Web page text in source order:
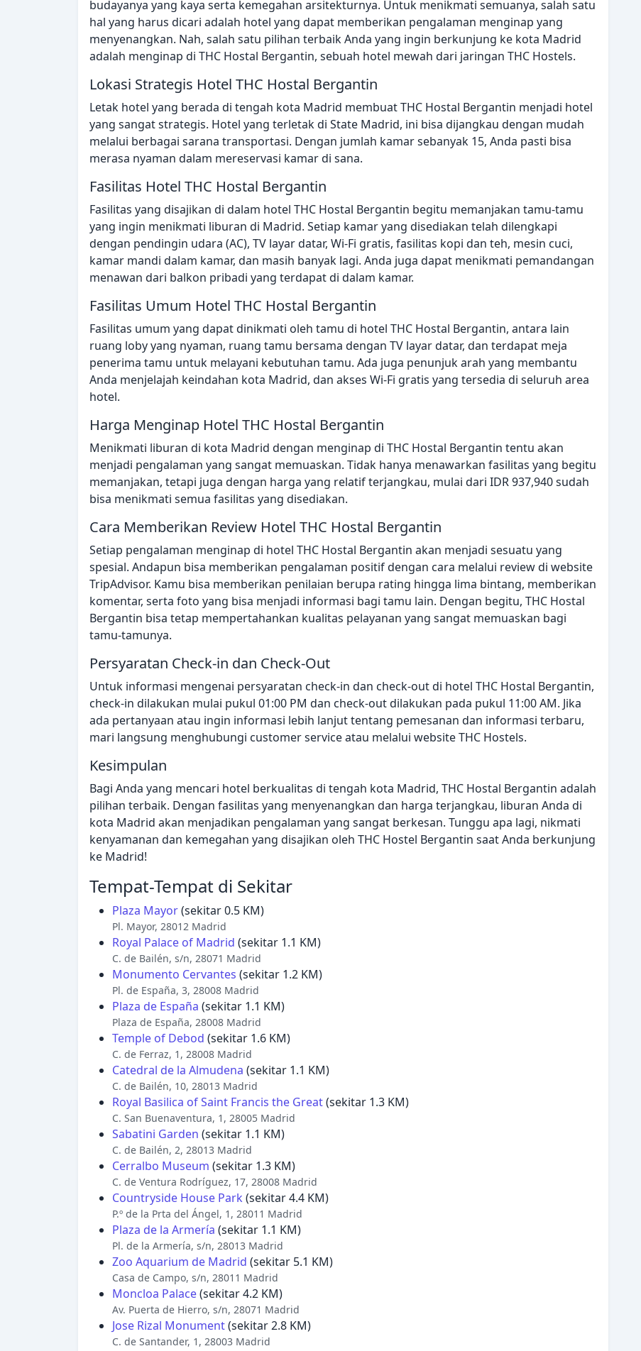
budayanya yang kaya serta kemegahan arsitekturnya. Untuk menikmati semuanya, salah satu
hal yang harus dicari adalah hotel yang dapat memberikan pengalaman menginap yang
menyenangkan. Nah, salah satu pilihan terbaik Anda yang ingin berkunjung ke kota Madrid
adalah menginap di THC Hostal Bergantin, sebuah hotel mewah dari jaringan THC Hostels.
Lokasi Strategis Hotel THC Hostal Bergantin
Letak hotel yang berada di tengah kota Madrid membuat THC Hostal Bergantin menjadi hotel
yang sangat strategis. Hotel yang terletak di State Madrid, ini bisa dijangkau dengan mudah
melalui berbagai sarana transportasi. Dengan jumlah kamar sebanyak 15, Anda pasti bisa
merasa nyaman dalam mereservasi kamar di sana.
Fasilitas Hotel THC Hostal Bergantin
Fasilitas yang disajikan di dalam hotel THC Hostal Bergantin begitu memanjakan tamu-tamu
yang ingin menikmati liburan di Madrid. Setiap kamar yang disediakan telah dilengkapi
dengan pendingin udara (AC), TV layar datar, Wi-Fi gratis, fasilitas kopi dan teh, mesin cuci,
kamar mandi dalam kamar, dan masih banyak lagi. Anda juga dapat menikmati pemandangan
menawan dari balkon pribadi yang terdapat di dalam kamar.
Fasilitas Umum Hotel THC Hostal Bergantin
Fasilitas umum yang dapat dinikmati oleh tamu di hotel THC Hostal Bergantin, antara lain
ruang loby yang nyaman, ruang tamu bersama dengan TV layar datar, dan terdapat meja
penerima tamu untuk melayani kebutuhan tamu. Ada juga penunjuk arah yang membantu
Anda menjelajah keindahan kota Madrid, dan akses Wi-Fi gratis yang tersedia di seluruh area
hotel.
Harga Menginap Hotel THC Hostal Bergantin
Menikmati liburan di kota Madrid dengan menginap di THC Hostal Bergantin tentu akan
menjadi pengalaman yang sangat memuaskan. Tidak hanya menawarkan fasilitas yang begitu
memanjakan, tetapi juga dengan harga yang relatif terjangkau, mulai dari IDR 937,940 sudah
bisa menikmati semua fasilitas yang disediakan.
Cara Memberikan Review Hotel THC Hostal Bergantin
Setiap pengalaman menginap di hotel THC Hostal Bergantin akan menjadi sesuatu yang
spesial. Andapun bisa memberikan pengalaman positif dengan cara melalui review di website
TripAdvisor. Kamu bisa memberikan penilaian berupa rating hingga lima bintang, memberikan
komentar, serta foto yang bisa menjadi informasi bagi tamu lain. Dengan begitu, THC Hostal
Bergantin bisa tetap mempertahankan kualitas pelayanan yang sangat memuaskan bagi
tamu-tamunya.
Persyaratan Check-in dan Check-Out
Untuk informasi mengenai persyaratan check-in dan check-out di hotel THC Hostal Bergantin,
check-in dilakukan mulai pukul 01:00 PM dan check-out dilakukan pada pukul 11:00 AM. Jika
ada pertanyaan atau ingin informasi lebih lanjut tentang pemesanan dan informasi terbaru,
mari langsung menghubungi customer service atau melalui website THC Hostels.
Kesimpulan
Bagi Anda yang mencari hotel berkualitas di tengah kota Madrid, THC Hostal Bergantin adalah
pilihan terbaik. Dengan fasilitas yang menyenangkan dan harga terjangkau, liburan Anda di
kota Madrid akan menjadikan pengalaman yang sangat berkesan. Tunggu apa lagi, nikmati
kenyamanan dan kemegahan yang disajikan oleh THC Hostel Bergantin saat Anda berkunjung
ke Madrid!
Tempat-Tempat di Sekitar
Plaza Mayor(sekitar 0.5 KM)
Pl. Mayor, 28012 Madrid
Royal Palace of Madrid (sekitar 1.1 KM)
C. de Bailén, s/n, 28071 Madrid
Monumento Cervantes (sekitar 1.2 KM)
Pl. de España, 3, 28008 Madrid
Plaza de España (sekitar 1.1 KM)
Plaza de España, 28008 Madrid
Temple of Debod (sekitar 1.6 KM)
C. de Ferraz, 1, 28008 Madrid
Catedral de la Almudena (sekitar 1.1 KM)
C. de Bailén, 10, 28013 Madrid
Royal Basilica of Saint Francis the Great(sekitar 1.3 KM)
C. San Buenaventura, 1, 28005 Madrid
Sabatini Garden (sekitar 1.1 KM)
C. de Bailén, 2, 28013 Madrid
Cerralbo Museum (sekitar 1.3 KM)
C. de Ventura Rodríguez, 17, 28008 Madrid
Countryside House Park (sekitar 4.4 KM)
P.º de la Prta del Ángel, 1, 28011 Madrid
Plaza de la Armería (sekitar 1.1 KM)
Pl. de la Armería, s/n, 28013 Madrid
Zoo Aquarium de Madrid (sekitar 5.1 KM)
Casa de Campo, s/n, 28011 Madrid
Moncloa Palace(sekitar 4.2 KM)
Av. Puerta de Hierro, s/n, 28071 Madrid
Jose Rizal Monument(sekitar 2.8 KM)
C. de Santander, 1, 28003 Madrid